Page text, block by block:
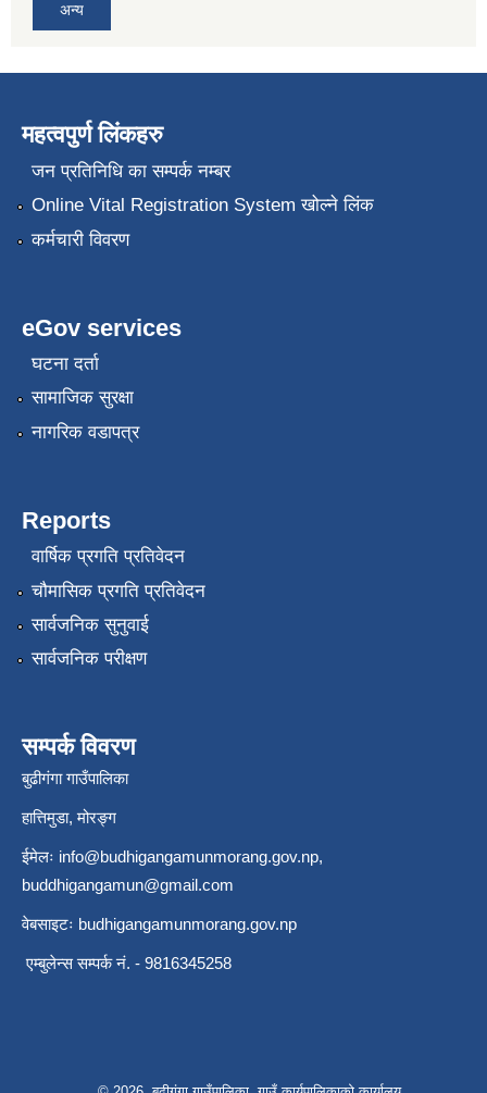
अन्य
महत्वपुर्ण लिंकहरु
जन प्रतिनिधि का सम्पर्क नम्बर
Online Vital Registration System खोल्ने लिंक
कर्मचारी विवरण
eGov services
घटना दर्ता
सामाजिक सुरक्षा
नागरिक वडापत्र
Reports
वार्षिक प्रगति प्रतिवेदन
चौमासिक प्रगति प्रतिवेदन
सार्वजनिक सुनुवाई
सार्वजनिक परीक्षण
सम्पर्क विवरण
बुढीगंगा गाउँपालिका
हात्तिमुडा, मोरङ्ग
ईमेलः info@budhigangamunmorang.gov.np,
buddhigangamun@gmail.com
वेबसाइटः budhigangamunmorang.gov.np
एम्बुलेन्स सम्पर्क नं. - 9816345258